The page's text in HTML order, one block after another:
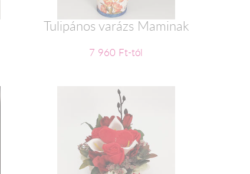
Tulipános varázs Maminak
7 960 Ft-tól